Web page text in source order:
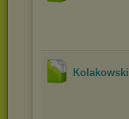
Kolakowski